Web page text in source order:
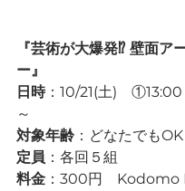
『芸術が大爆発⁉ 壁面ア
ー』
日時：10/21(土)　
～
対象年齢 ：どなたでもOK
定員 ：各回５組
料金 ：300円　